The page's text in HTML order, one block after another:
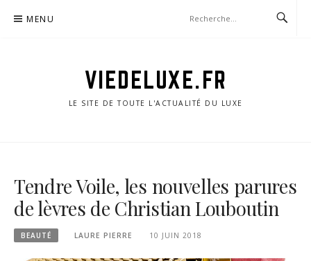
MENU
VIEDELUXE.FR
LE SITE DE TOUTE L'ACTUALITÉ DU LUXE
Tendre Voile, les nouvelles parures
de lèvres de Christian Louboutin
BEAUTÉ LAURE PIERRE 10 JUIN 2018